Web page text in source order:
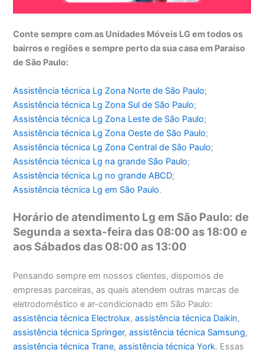
Conte sempre com as Unidades Móveis LG em todos os
bairros e regiões e sempre perto da sua casa em Paraíso
de São Paulo:
Assistência técnica Lg Zona Norte de São Paulo;
Assistência técnica Lg Zona Sul de São Paulo;
Assistência técnica Lg Zona Leste de São Paulo;
Assistência técnica Lg Zona Oeste de São Paulo;
Assistência técnica Lg Zona Central de São Paulo;
Assistência técnica Lg na grande São Paulo;
Assistência técnica Lg no grande ABCD;
Assistência técnica Lg em São Paulo.
Horário de atendimento Lg em São Paulo: de
Segunda a sexta-feira das 08:00 as 18:00 e
aos Sábados das 08:00 as 13:00
Pensando sempre em nossos clientes, dispomos de
empresas parceiras, as quais atendem outras marcas de
eletrodoméstico e ar-condicionado em São Paulo:
assistência técnica Electrolux,assistência técnica Daikin,
assistência técnica Springer,assistência técnica Samsung,
assistência técnica Trane,assistência técnica York. Essas